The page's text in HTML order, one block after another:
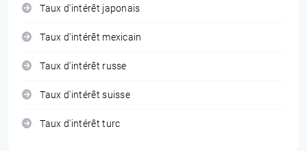
Taux d'intérêt japonais
Taux d'intérêt mexicain
Taux d'intérêt russe
Taux d'intérêt suisse
Taux d'intérêt turc